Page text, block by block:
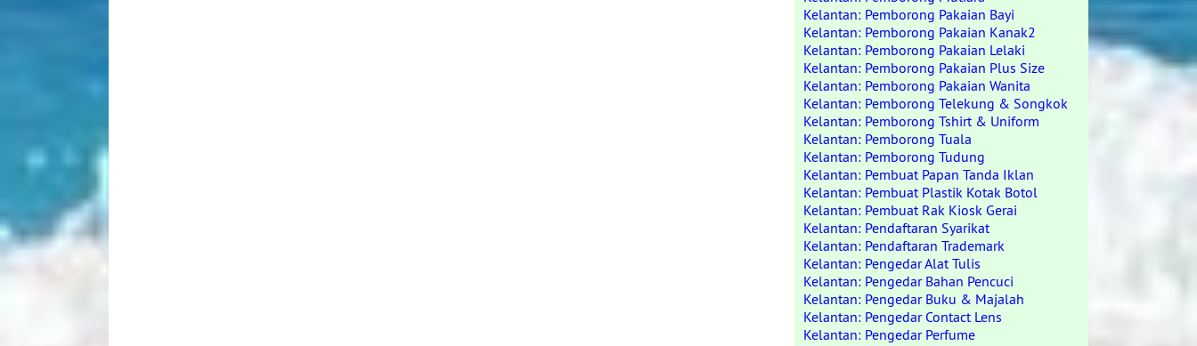
Kelantan: Pemborong Pakaian Bayi
Kelantan: Pemborong Pakaian Kanak2
Kelantan: Pemborong Pakaian Lelaki
Kelantan: Pemborong Pakaian Plus Size
Kelantan: Pemborong Pakaian Wanita
Kelantan: Pemborong Telekung & Songkok
Kelantan: Pemborong Tshirt & Uniform
Kelantan: Pemborong Tuala
Kelantan: Pemborong Tudung
Kelantan: Pembuat Papan Tanda Iklan
Kelantan: Pembuat Plastik Kotak Botol
Kelantan: Pembuat Rak Kiosk Gerai
Kelantan: Pendaftaran Syarikat
Kelantan: Pendaftaran Trademark
Kelantan: Pengedar Alat Tulis
Kelantan: Pengedar Bahan Pencuci
Kelantan: Pengedar Buku & Majalah
Kelantan: Pengedar Contact Lens
Kelantan: Pengedar Perfume